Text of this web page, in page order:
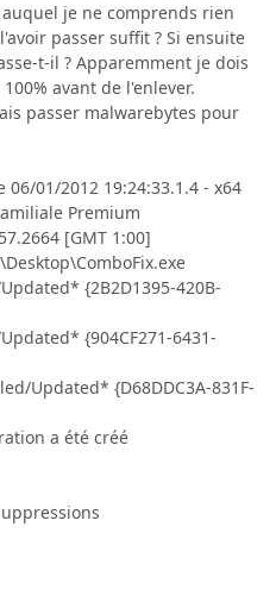
je ne comprends rien
passer suffit ? Si ensuite
t-il ? Apparemment je dois
avant de l'enlever.
passer malwarebytes pour
06/01/2012 19:24:33.1.4 - x64
Premium
[GMT 1:00]
{2B2D1395-420B-
{904CF271-6431-
Updated* {D68DDC3A-831F-
a été créé